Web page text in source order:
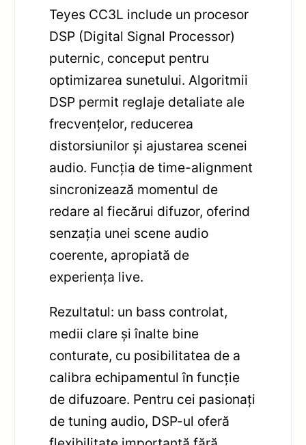
Teyes CC3L include un procesor
DSP (Digital Signal Processor)
puternic, conceput pentru
optimizarea sunetului. Algoritmii
DSP permit reglaje detaliate ale
frecvențelor, reducerea
distorsiunilor și ajustarea scenei
audio. Funcția de time-alignment
sincronizează momentul de
redare al fiecărui difuzor, oferind
senzația unei scene audio
coerente, apropiată de
experiența live.
Rezultatul: un bass controlat,
medii clare și înalte bine
conturate, cu posibilitatea de a
calibra echipamentul în funcție
de difuzoare. Pentru cei pasionați
de tuning audio, DSP-ul oferă